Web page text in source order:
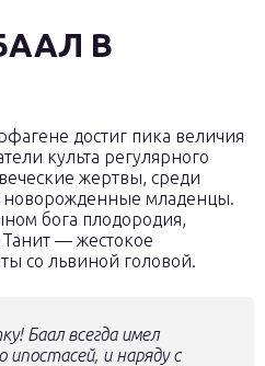
В
достиг пика величия
культа регулярного
жертвы, среди
новорожденные младенцы.
бога плодородия,
— жестокое
со львиной головой.
Баал всегда имел
ипостасей, и наряду с